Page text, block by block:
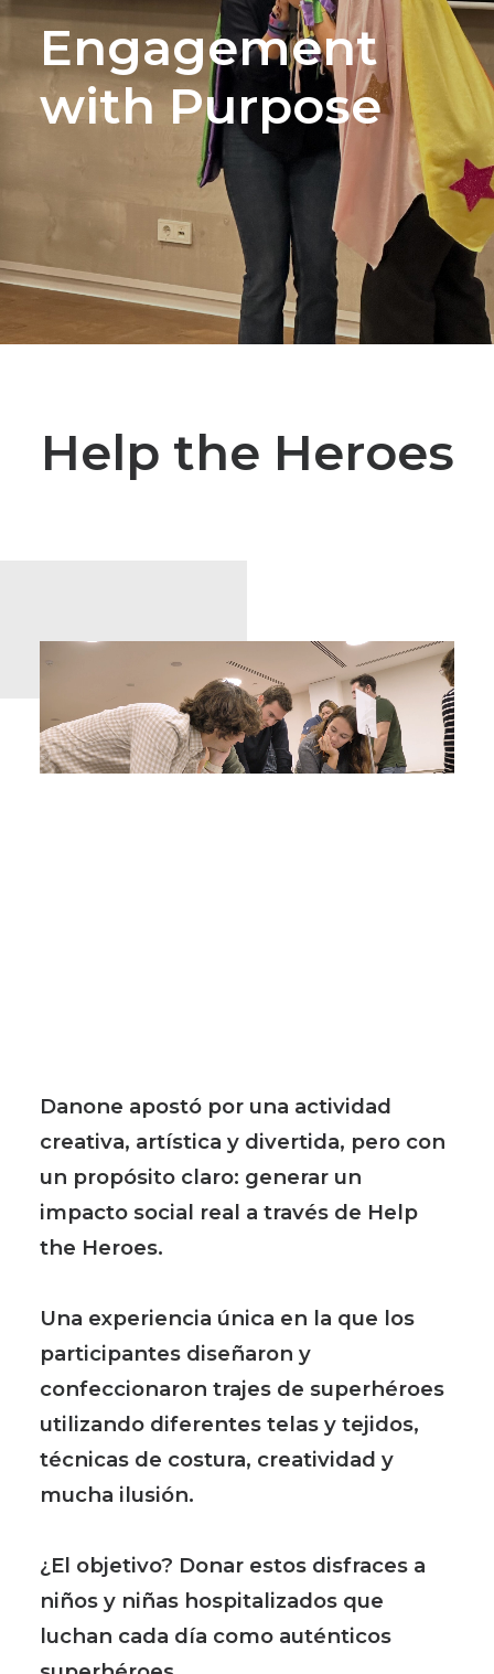
Engagement
with Purpose
Help the Heroes
Danone apostó por una actividad
creativa, artística y divertida, pero con
un propósito claro: generar un
impacto social real a través de Help
the Heroes.
Una experiencia única en la que los
participantes diseñaron y
confeccionaron trajes de superhéroes
utilizando diferentes telas y tejidos,
técnicas de costura, creatividad y
mucha ilusión.
¿El objetivo? Donar estos disfraces a
niños y niñas hospitalizados que
luchan cada día como auténticos